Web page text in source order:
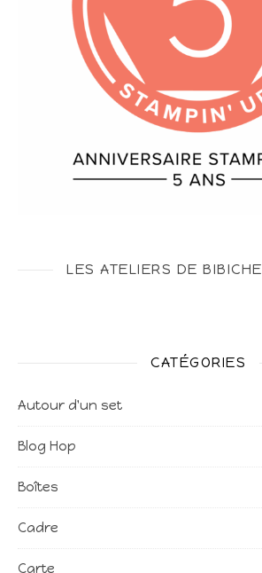
LES ATELIERS DE
CATÉGORIES
Autour d'un set
Blog Hop
Boîtes
Cadre
Carte